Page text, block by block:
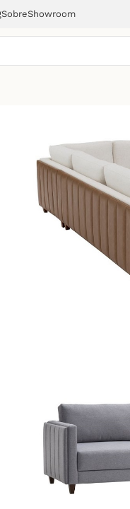
SobreShowroom